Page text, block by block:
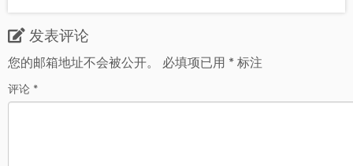
发表评论
您的邮箱地址不会被公开。
必填项已用 *标注
评论 *